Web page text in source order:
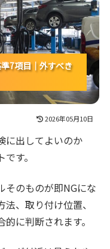
7項目｜外すべき
7項目｜外すべき
7項目｜外すべき
2026年05月10日
に出してよいのか
す。
そのものが即NGにな
、取り付け位置、
に判断されます。